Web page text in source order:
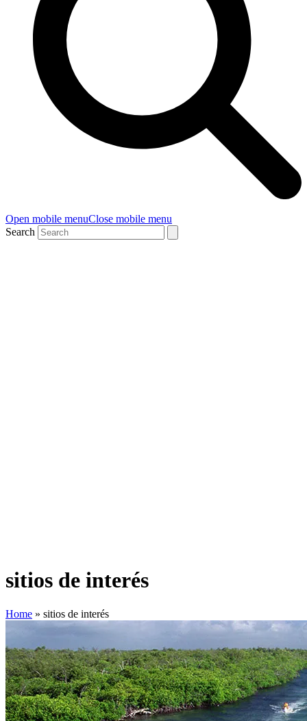
Open mobile menuClose mobile menu
Search
sitios de interés
Home » sitios de interés